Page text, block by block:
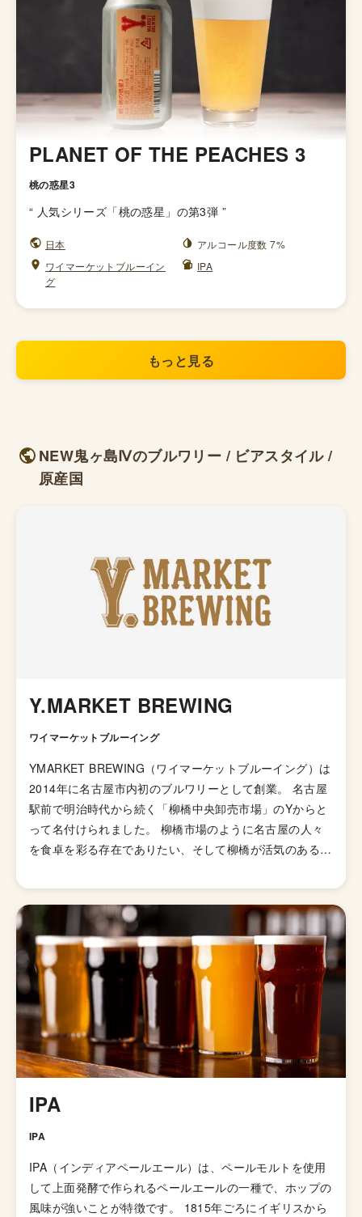
PLANET OF THE PEACHES 3
桃の惑星3
“ 人気シリーズ「桃の惑星」の第3弾 ”
日本
アルコール度数 7%
ワイマーケットブルーイン
グ
IPA
もっと見る
NEW鬼ヶ島Ⅳのブルワリー / ビアスタイル /
原産国
Y.MARKET BREWING
ワイマーケットブルーイング
YMARKET BREWING（ワイマーケットブルーイング）は
2014年に名古屋市内初のブルワリーとして創業。 名古屋
駅前で明治時代から続く「柳橋中央卸売市場」のYからと
って名付けられました。 柳橋市場のように名古屋の人々
を食卓を彩る存在でありたい、そして柳橋が活気のある街
古屋市内に5店舗のビアレストランも展開しています。 も
のすごい銘柄数（2021年1月現在271種類）のビールを醸
造しており、それらすべてがお店のサイトに掲載されてい
ます。 ネーミングや味付けも様々なのでリストを見てい
るだけでも楽しくなってきます。
IPA
IPA
IPA（インディアペールエール）は、ペールモルトを使用
して上面発酵で作られるペールエールの一種で、ホップの
風味が強いことが特徴です。 1815年ごろにイギリスから